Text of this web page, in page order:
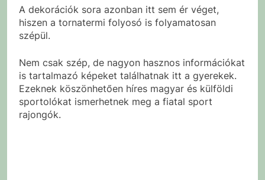
A dekorációk sora azonban itt sem ér véget,
hiszen a tornatermi folyosó is folyamatosan
szépül.
Nem csak szép, de nagyon hasznos információkat
is tartalmazó képeket találhatnak itt a gyerekek.
Ezeknek köszönhetően híres magyar és külföldi
sportolókat ismerhetnek meg a fiatal sport
rajongók.